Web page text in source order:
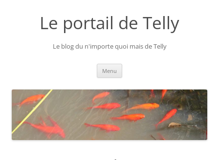
Le portail de Telly
Le blog du n'importe quoi mais de Telly
Menu